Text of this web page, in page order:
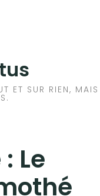
ET SUR RIEN, MAIS
Le